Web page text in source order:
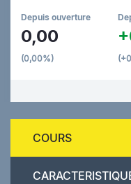
Depuis ouverture
0,00
(0,00%)
COURS